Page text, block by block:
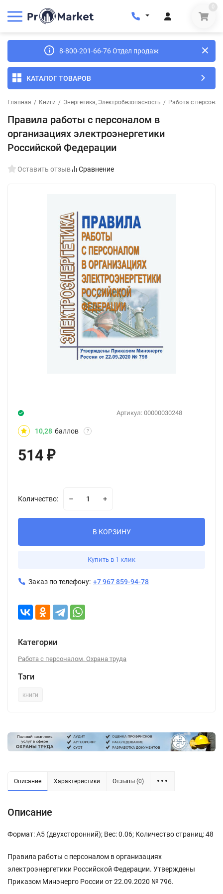
0
8-800-201-66-76 Отдел продаж
КАТАЛОГ ТОВАРОВ
Главная / Книги / Энергетика, Электробезопасность / Работа с
Правила работы с персоналом в
организациях электроэнергетики
Российской Федерации
Оставить отзыв Сравнение
Артикул: 00000030248
10,28 баллов ?
514 ₽
Количество:
В КОРЗИНУ
Купить в 1 клик
Заказ по телефону: +7 967 859-94-78
Категории
Работа с персоналом. Охрана труда
Тэги
книги
Описание Характеристики Отзывы (0)
Описание
Формат: А5 (двухсторонний); Вес: 0.06; Количество страниц: 48
Правила работы с персоналом в организациях
электроэнергетики Российской Федерации. Утверждены
Приказом Минэнерго России от 22.09.2020 № 796.